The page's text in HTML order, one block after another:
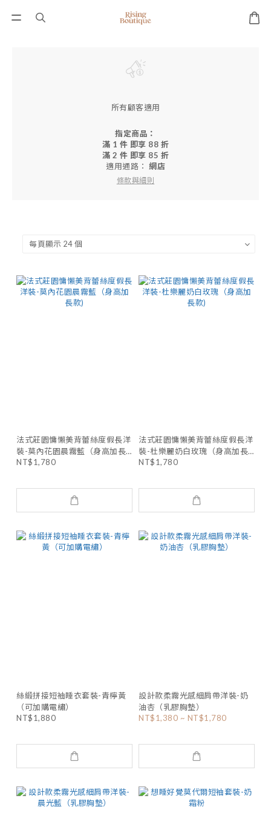
所有顧客適用
指定商品：
滿 1 件 即享 88 折
滿 2 件 即享 85 折
適用通路： 網店
條款與細則
法式莊園慵懶美背蕾絲度假長洋
裝-莫內花園晨霧藍（身高加長
款)
NT$1,780
法式莊園慵懶美背蕾絲度假長洋
裝-杜樂麗奶白玫瑰（身高加長
款)
NT$1,780
絲緞拼接短袖睡衣套裝-青檸黃
（可加購電繡）
NT$1,880
設計款柔霧光感細肩帶洋裝-奶
油杏（乳膠胸墊）
NT$1,380 ~ NT$1,780